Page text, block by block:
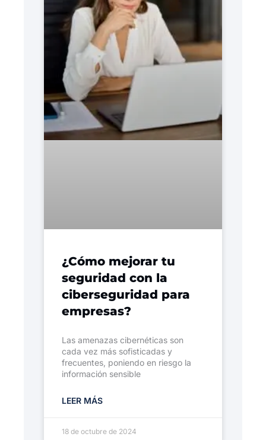
¿Cómo mejorar tu
seguridad con la
ciberseguridad para
empresas?
Las amenazas cibernéticas son
cada vez más sofisticadas y
frecuentes, poniendo en riesgo la
información sensible
LEER MÁS
18 de octubre de 2024